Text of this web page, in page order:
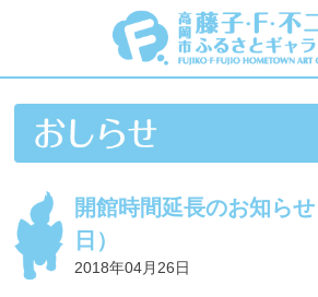
開館時間延長のお知ら
日）
2018年04月26日